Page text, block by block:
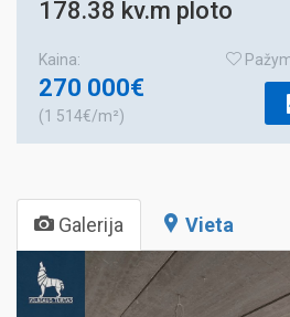
178.38 kv.m ploto
Kaina:
270 000€
(1 514€/m²)
Galerija Vieta